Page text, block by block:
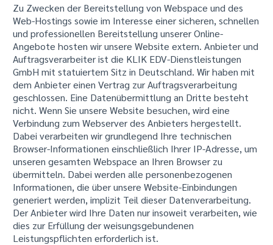
Zu Zwecken der Bereitstellung von Webspace und des
Web-Hostings sowie im Interesse einer sicheren, schnellen
und professionellen Bereitstellung unserer Online-
Angebote hosten wir unsere Website extern. Anbieter und
Auftragsverarbeiter ist die KLIK EDV-Dienstleistungen
GmbH mit statuiertem Sitz in Deutschland. Wir haben mit
dem Anbieter einen Vertrag zur Auftragsverarbeitung
geschlossen. Eine Datenübermittlung an Dritte besteht
nicht. Wenn Sie unsere Website besuchen, wird eine
Verbindung zum Webserver des Anbieters hergestellt.
Dabei verarbeiten wir grundlegend Ihre technischen
Browser-Informationen einschließlich Ihrer IP-Adresse, um
unseren gesamten Webspace an Ihren Browser zu
übermitteln. Dabei werden alle personenbezogenen
Informationen, die über unsere Website-Einbindungen
generiert werden, implizit Teil dieser Datenverarbeitung.
Der Anbieter wird Ihre Daten nur insoweit verarbeiten, wie
dies zur Erfüllung der weisungsgebundenen
Leistungspflichten erforderlich ist.